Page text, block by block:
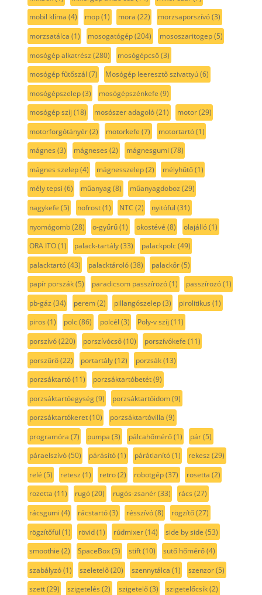
mobil klíma (4) mop(1) mora (22) morzsaporszívó(3)
morzsatálca (1) mosogatógép(204) mososzaritogep(5)
mosógép alkatrész (280) mosógépcső(3)
mosógép fűtőszál (7) Mosógép leeresztő szivattyú(6)
mosógépszelep(3) mosógépszénkefe (9)
mosógép szíj (18) mosószer adagoló(21) motor(29)
motorforgótányér(2) motorkefe (7) motortartó(1)
mágnes (3) mágneses (2) mágnesgumi (78)
mágnes szelep(4) mágnesszelep(2) mélyhűtő(1)
mély tepsi (6) műanyag(8) műanyagdoboz (29)
nagykefe (5) nofrost(1) NTC (2) nyitófül (31)
nyomógomb(28) o-gyűrű(1) okostévé (8) olajálló(1)
ORA ITO(1) palack-tartály(33) palackpolc(49)
palacktartó(43) palacktároló(38) palackőr(5)
papír porszák(5) paradicsom passzírozó(1) passzírozó(1)
pb-gáz (34) perem(2) pillangószelep(3) pirolitikus (1)
piros (1) polc(86) polcél (3) Poly-v szíj (11)
porszívó(220) porszívócső(10) porszívókefe (11)
porszűrő(22) portartály(12) porzsák(13)
porzsáktartó(11) porzsáktartóbetét(9)
porzsáktartóegység(9) porzsáktartóidom(9)
porzsáktartókeret(10) porzsáktartóvilla (9)
programóra (7) pumpa (3) pálcahőmérő(1) pár(5)
páraelszívó(50) párásító(1) párátlanító(1) rekesz (29)
relé (5) retesz (1) retro(2) robotgép(37) rosetta (2)
rozetta (11) rugó(20) rugós-zsanér(33) rács (27)
rácsgumi (4) rácstartó(3) résszívó(8) rögzítő(27)
rögzítőfül (1) rövid(1) rúdmixer(14) side by side (53)
smoothie (2) SpaceBox(5) stift(10) sutő hőmérő(4)
szabályzó(1) szeletelő(20) szennytálca (1) szenzor(5)
szett(29) szigetelés (2) szigetelő(3) szigetelőcsík(2)